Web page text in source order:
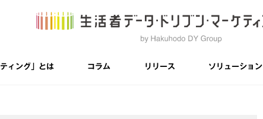
ィング」とは コラム リリース ソリューション